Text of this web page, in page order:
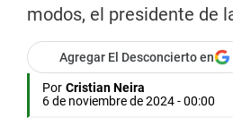
modos, el presidente de
Agregar El Desconcierto en
Por Cristian Neira
6 de noviembre de 2024 - 00:00